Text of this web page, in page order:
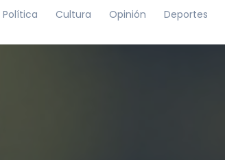
Política Cultura Opinión Deportes